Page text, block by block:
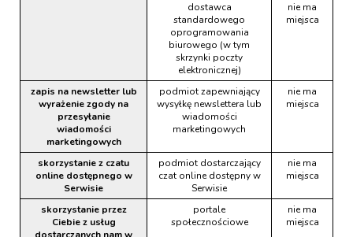
dostawca
standardowego
oprogramowania
biurowego (w tym
skrzynki poczty
elektronicznej)
nie ma
miejsca
zapis na newsletter lub
wyrażenie zgody na
przesyłanie
wiadomości
marketingowych
podmiot zapewniający
wysyłkę newslettera lub
wiadomości
marketingowych
nie ma
miejsca
skorzystanie z czatu
online dostępnego w
Serwisie
podmiot dostarczający
czat online dostępny w
Serwisie
nie ma
miejsca
skorzystanie przez
Ciebie z usług
portale
społecznościowe
nie ma
miejsca